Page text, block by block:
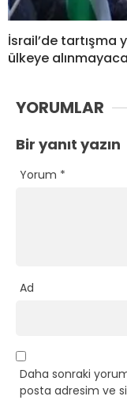
İsrail’de tartışma
ülkeye
YORUMLAR
Bir yanıt yazın
Yorum *
Ad
Daha sonraki
posta adresim ve